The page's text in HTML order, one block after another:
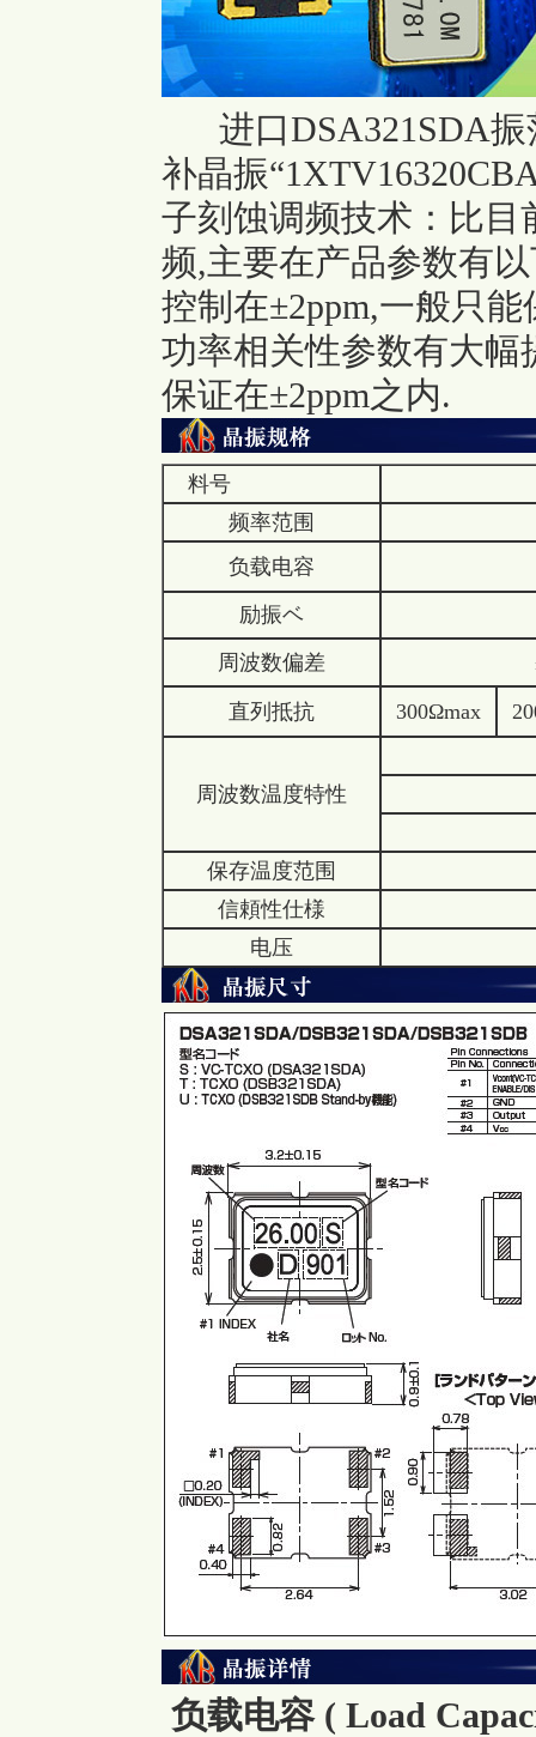
进口DSA321SDA
补晶振
子刻蚀调频技术：比
频,主要在产品参数有
控制在±2ppm,一般只
功率相关性参数有大
保证在±2ppm之内.
料号
频率范围
负载电容
励振ベ
周波数偏差
直列抵抗 300Ωmax
周波数温度特性
保存温度范围
信頼性仕様
电压
负载电容 ( Load